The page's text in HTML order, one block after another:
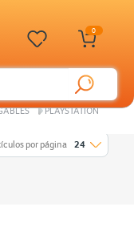
0
PLAYSTATION
por página 24